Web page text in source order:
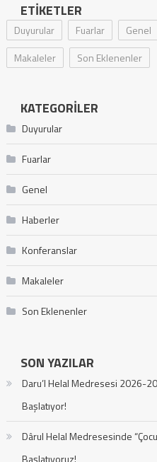
ETIKETLER
Duyurular Fuarlar Genel
Makaleler
Son Eklenenler
KATEGORILER
Duyurular
Fuarlar
Genel
Haberler
Konferanslar
Makaleler
Son Eklenenler
SON YAZILAR
Daru’l Helal Medresesi 2026-
Başlatıyor!
Dârul Helal Medresesinde